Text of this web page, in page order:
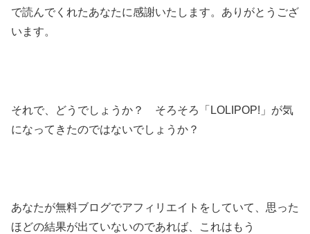
で読んでくれたあなたに感謝いたします。ありがとうござ
います。
それで、どうでしょうか？ そろそろ「LOLIPOP!」が気
になってきたのではないでしょうか？
あなたが無料ブログでアフィリエイトをしていて、思った
ほどの結果が出ていないのであれば、これはもう